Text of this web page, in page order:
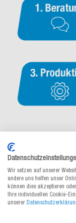
Jetzt unverbindlich
Jetzt
Wir setzen auf unserer
andere uns helfen unser
können dies akzeptieren
Ihre individuellen Cookie-
unserer